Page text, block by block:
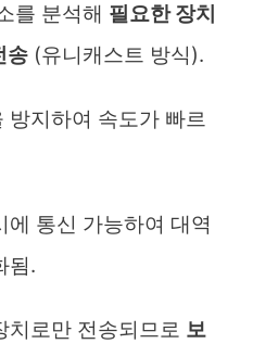
를 분석해 필요한 장치
송 (유니캐스트 방식).
방지하여 속도가 빠르
에 통신 가능하여 대역
됨.
치로만 전송되므로 보